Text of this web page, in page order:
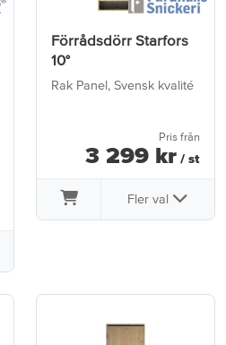
Förrådsdörr Starfors
10°
Rak Panel, Svensk kvalité
Pris från
3 299 kr / st
Fler val